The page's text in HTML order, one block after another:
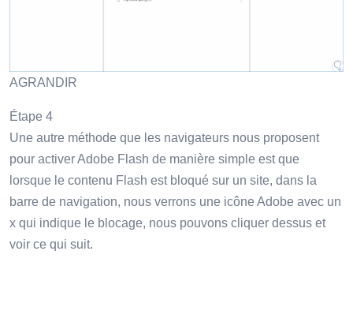
AGRANDIR
Étape 4
Une autre méthode que les navigateurs nous proposent
pour activer Adobe Flash de manière simple est que
lorsque le contenu Flash est bloqué sur un site, dans la
barre de navigation, nous verrons une icône Adobe avec un
x qui indique le blocage, nous pouvons cliquer dessus et
voir ce qui suit.